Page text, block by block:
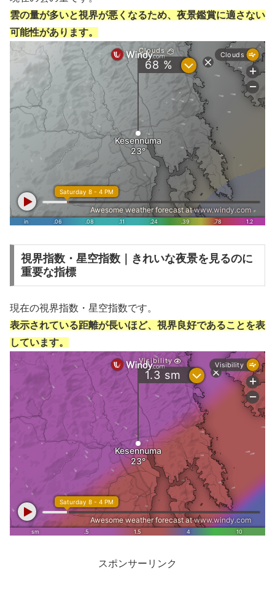
雲の量が多いと視界が悪くなるため、夜景鑑賞に適さない
可能性があります。
視界指数・星空指数｜きれいな夜景を見るのに
重要な指標
現在の視界指数・星空指数です。
表示されている距離が長いほど、視界良好であることを表
しています。
スポンサーリンク